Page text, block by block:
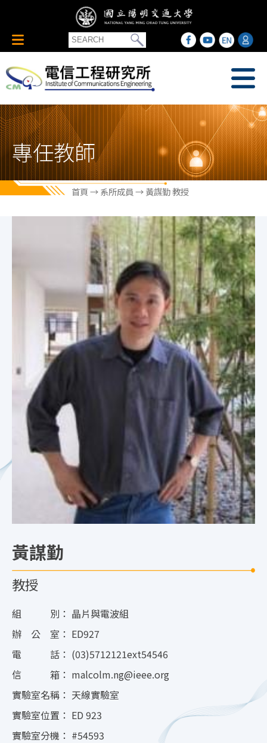
專任教師
首頁→系所成員→ 黃謀勤 教授
黃謀勤
教授
組 別： 晶片與電波組
辦 公 室： ED927
電 話： (03)5712121ext54546
信 箱： malcolm.ng@ieee.org
實驗室名稱： 天線實驗室
實驗室位置： ED 923
實驗室分機： #54593